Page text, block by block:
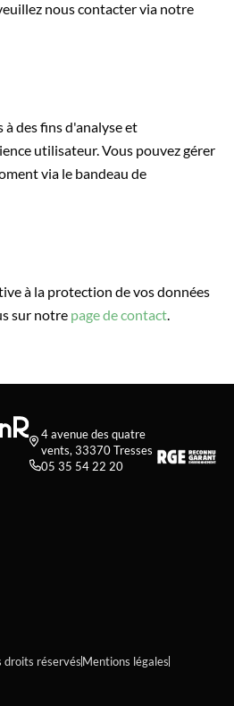
nous contacter via notre
des fins d'analyse et
utilisateur. Vous pouvez gérer
via le bandeau de
à la protection de vos données
sur notre page de contact.

4 avenue des quatre
vents, 33370 Tresses
05 35 54 22 20
droits réservésMentions légales